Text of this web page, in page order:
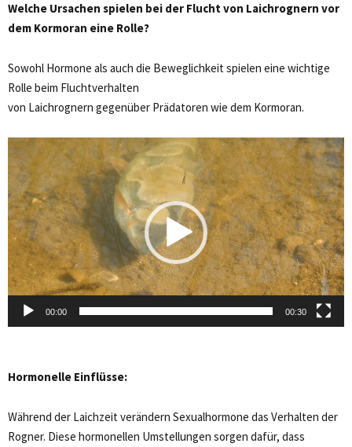
Welche Ursachen spielen bei der Flucht von Laichrognern vor
dem Kormoran eine Rolle?
Sowohl Hormone als auch die Beweglichkeit spielen eine wichtige
Rolle beim Fluchtverhalten
von Laichrognern gegenüber Prädatoren wie dem Kormoran.
Video-
Player
00:00 00:30
Hormonelle Einflüsse:
Während der Laichzeit verändern Sexualhormone das Verhalten der
Rogner. Diese hormonellen Umstellungen sorgen dafür, dass